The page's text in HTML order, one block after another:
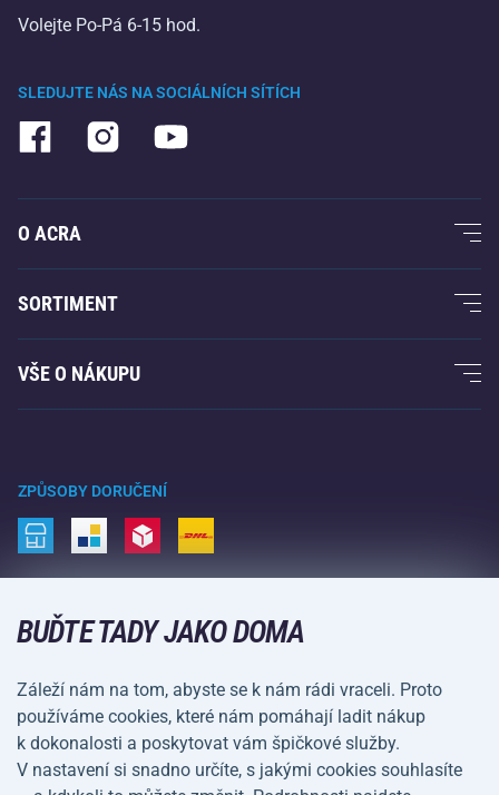
SLEDUJTE NÁS NA SOCIÁLNÍCH SÍTÍCH
Volejte Po-Pá 6-15 hod.
O ACRA
O nás
Acra garance
Kontakty
SORTIMENT
Fitness a posilování
Raketové sporty
Volný čas a zábava
Kemping a turistika
Bojové sporty
Kola a koloběžky
Vodní sporty
Sportovní oblečení a doplňky
VŠE O NÁKUPU
Doprava a platba
ZPŮSOBY DORUČENÍ
BUĎTE TADY JAKO DOMA
Záleží nám na tom, abyste se k nám rádi vraceli. Proto
používáme cookies, které nám pomáhají ladit nákup
k dokonalosti a poskytovat vám špičkové služby.
V nastavení si snadno určíte, s jakými cookies souhlasíte